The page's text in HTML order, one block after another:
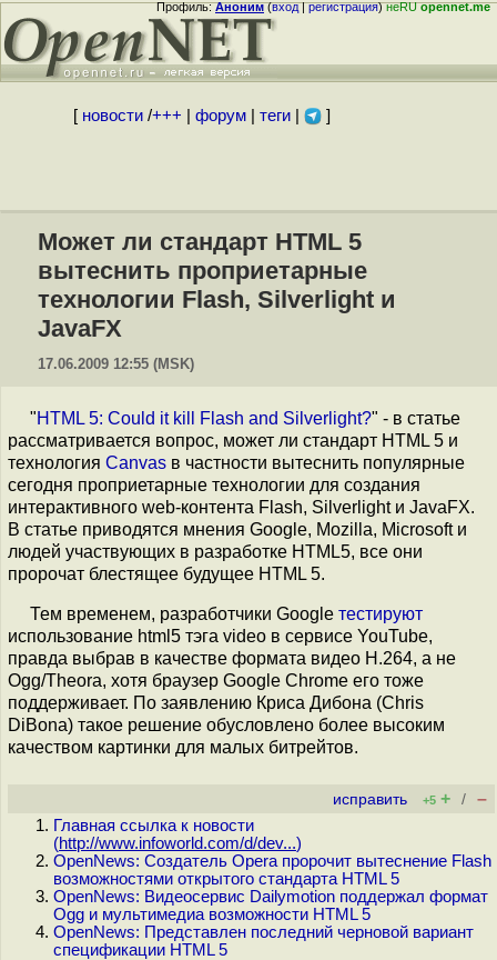
Профиль:Аноним(вход|регистрация)неRUopennet.me
[ новости/+++ форум| теги| ]
Может ли стандарт HTML 5
вытеснить проприетарные
технологии Flash, Silverlight и
JavaFX
17.06.2009 12:55 (MSK)
"HTML 5: Could it kill Flash and Silverlight?" - в статье
рассматривается вопрос, может ли стандарт HTML 5 и
технология Canvas в частности вытеснить популярные
сегодня проприетарные технологии для создания
интерактивного web-контента Flash, Silverlight и JavaFX.
В статье приводятся мнения Google, Mozilla, Microsoft и
людей участвующих в разработке HTML5, все они
пророчат блестящее будущее HTML 5.
Тем временем, разработчики Google тестируют
использование html5 тэга video в сервисе YouTube,
правда выбрав в качестве формата видео H.264, а не
Ogg/Theora, хотя браузер Google Chrome его тоже
поддерживает. По заявлению Криса Дибона (Chris
DiBona) такое решение обусловлено более высоким
качеством картинки для малых битрейтов.
исправить +5 + / –
Главная ссылка к новости
(http://www.infoworld.com/d/dev...)
OpenNews: Создатель Opera пророчит вытеснение Flash
возможностями открытого стандарта HTML 5
OpenNews: Видеосервис Dailymotion поддержал формат
Ogg и мультимедиа возможности HTML 5
OpenNews: Представлен последний черновой вариант
спецификации HTML 5